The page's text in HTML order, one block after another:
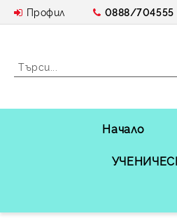
Профил 0888/704555
Начало